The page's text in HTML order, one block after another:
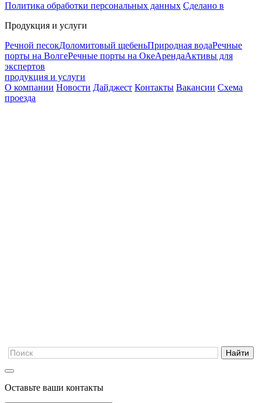
Политика обработки персональных данных Сделано в
Продукция и услуги
Речной песокДоломитовый щебеньПриродная водаРечные
порты на ВолгеРечные порты на ОкеАрендаАктивы для
экспертов
продукция и услуги
О компании Новости Дайджест Контакты Вакансии Схема
проезда
Оставьте ваши контакты